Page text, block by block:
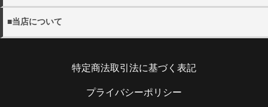
【午前中 12-14時 14-16時 16-18時 18-20時 19-21
時】
※メール便(ゆうパケット)はポスト投函となるたの日時指定
詳しく見る
連絡ください。
※当店休業日は、
・お客様のご都合による返品の場合
に限り、返品を承ります。お手元に到着後5日以内にご連絡
い。
■当店について
メール：shop@rep-hat.com
特定商法取引法に基づく表記
プライバシーポリシー